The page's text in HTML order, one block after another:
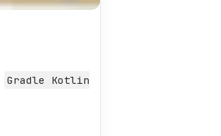
Gradle Kotlin